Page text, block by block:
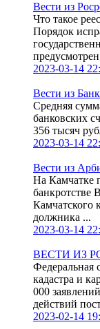
Вести из
Что такое
Порядок
предусмотрен
2023-03-14
Вести из
Средняя
банковских
356 тысяч
2023-03-14
Вести из
На Камчатке
банкротстве
Камчатского
должника ...
2023-03-14
ВЕСТИ ИЗ
Федеральная
кадастра и
000
действий
2023-02-14